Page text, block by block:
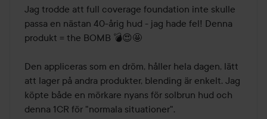
av
5
Jag trodde att full coverage foundation inte skulle
passa en nästan 40-årig hud - jag hade fel! Denna
produkt = the BOMB 💣😍🤩
Den appliceras som en dröm, håller hela dagen, lätt
att lager på andra produkter, blending är enkelt. Jag
köpte både en mörkare nyans för solbrun hud och
denna 1CR för "normala situationer".